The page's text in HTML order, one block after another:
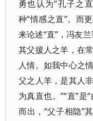
勇也认为“孔子之
种“情感之直”。而
来论述“直”，冯友
其父援人之羊，在
人情。如我中心之
父之人羊，是其人
为真直也。”“直”是
而出，“父子相隐”